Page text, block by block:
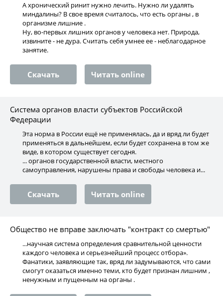
А хронический ринит нужно лечить. Нужно ли удалять
миндалины? В свое время считалось, что есть органы , в
организме лишние .
Ну, во-первых лишних органов у человека нет. Природа,
извините - не дура. Считать себя умнее ее - неблагодарное
занятие.
Скачать Читать online
Система органов власти субъектов Российской
Федерации
Эта норма в России ещё не применялась, да и вряд ли будет
применяться в дальнейшем, если будет сохранена в том же
виде, в котором существует сегодня.
... органов государственной власти, местного
самоуправления, нарушены права и свободы человека и...
Скачать Читать online
Общество не вправе заключать "контракт со смертью"
...научная система определения сравнительной ценности
каждого человека и серьезнейший процесс отбора».
Фанатики, заявляющие так, вряд ли задумываются, что сами
смогут оказаться именно теми, кто будет признан лишним ,
ненужным и пущенным на органы .